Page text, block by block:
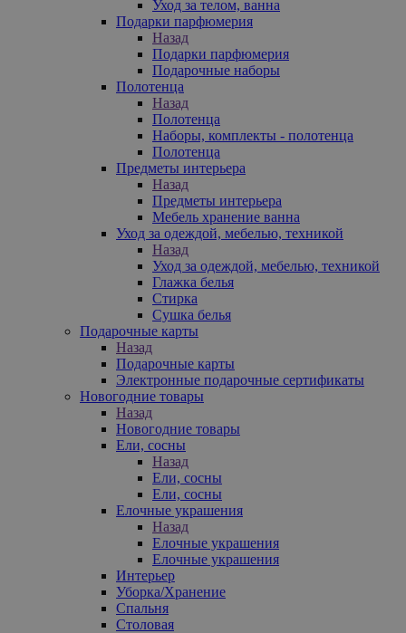
Уход за телом, ванна
Подарки парфюмерия
Назад
Подарки парфюмерия
Подарочные наборы
Полотенца
Назад
Полотенца
Наборы, комплекты - полотенца
Полотенца
Предметы интерьера
Назад
Предметы интерьера
Мебель хранение ванна
Уход за одеждой, мебелью, техникой
Назад
Уход за одеждой, мебелью, техникой
Глажка белья
Стирка
Сушка белья
Подарочные карты
Назад
Подарочные карты
Электронные подарочные сертификаты
Новогодние товары
Назад
Новогодние товары
Ели, сосны
Назад
Ели, сосны
Ели, сосны
Елочные украшения
Назад
Елочные украшения
Елочные украшения
Интерьер
Уборка/Хранение
Спальня
Столовая